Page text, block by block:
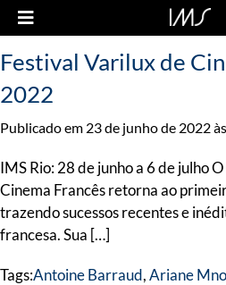
Festival Varilux de
2022
Publicado em 23 de junho de 2022
IMS Rio: 28 de junho a 6 de julho
Cinema Francês retorna ao
trazendo sucessos recentes e
francesa. Sua […]
Tags:Antoine Barraud,Ariane